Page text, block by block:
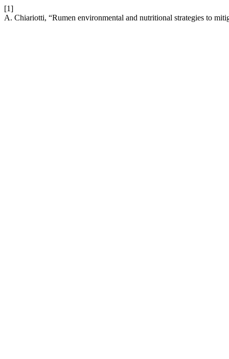
[1]
A. Chiariotti, “Rumen environmental and nutritional strategies to